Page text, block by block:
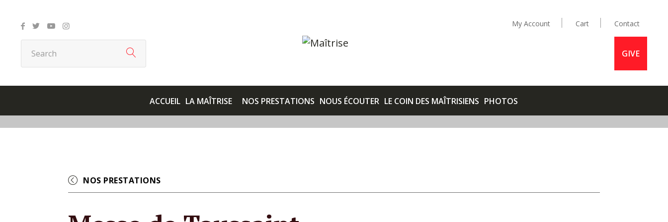
My Account Cart Contact
GIVE
ACCUEIL LA MAÎTRISE NOS PRESTATIONS NOUS ÉCOUTER LE COIN DES MAÎTRISIENS PHOTOS
NOS PRESTATIONS